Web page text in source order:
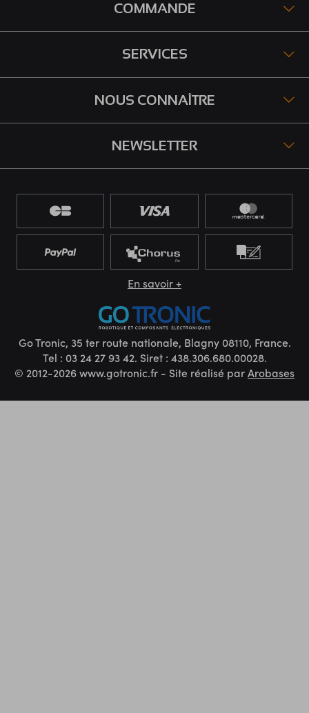
COMMANDE
SERVICES
NOUS CONNAÎTRE
NEWSLETTER
En savoir +
Go Tronic, 35 ter route nationale, Blagny 08110, France.
Tel : 03 24 27 93 42. Siret : 438.306.680.00028.
© 2012-2026 www.gotronic.fr - Site réalisé parArobases